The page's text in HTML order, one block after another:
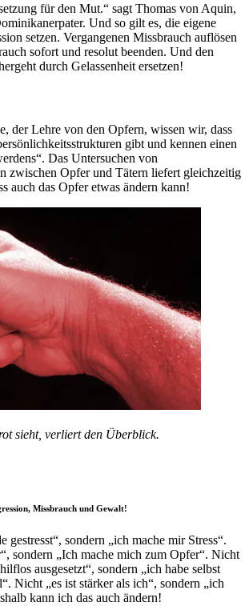
für den Mut.“ sagt Thomas von Aquin,
Und so gilt es, die eigene
setzen. Vergangenen Missbrauch auflösen
sofort und resolut beenden. Und den
durch Gelassenheit ersetzen!
der Lehre von den Opfern, wissen wir, dass
gibt und kennen einen
Das Untersuchen von
zwischen Opfer und Tätern liefert gleichzeitig
auch das Opfer etwas ändern kann!
sieht, verliert den Überblick.
Missbrauch und Gewalt!
gestresst“, sondern „ich mache mir Stress“.
sondern „Ich mache mich zum Opfer“. Nicht
ausgesetzt“, sondern „ich habe selbst
Nicht „es ist stärker als ich“, sondern „ich
kann ich das auch ändern!